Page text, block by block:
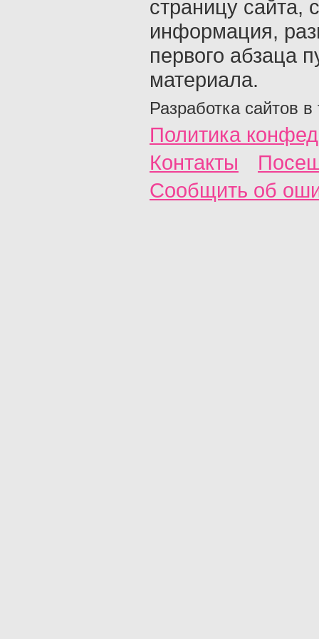
страницу сайта,
информация,
первого абзаца
материала.
Разработка сайтов в
Политика
Контакты
Сообщить об